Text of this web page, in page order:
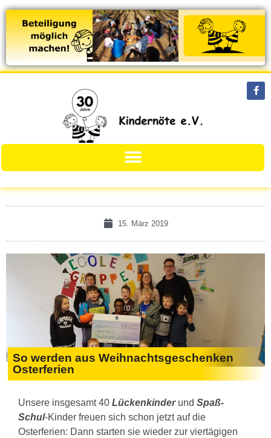
15. März 2019
So werden aus Weihnachtsgeschenken
Osterferien
Unsere insgesamt 40 Lückenkinder und Spaß-
Schul-Kinder freuen sich schon jetzt auf die
Osterferien: Dann starten sie wieder zur viertägigen